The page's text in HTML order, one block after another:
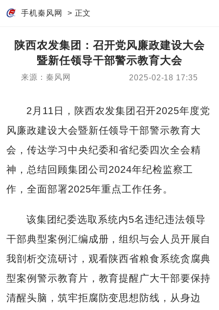
手机秦风网 > 正文
陕西农发集团：召开党风廉政建设大会
暨新任领导干部警示教育大会
来源：秦风网 2025-02-18 17:35
2月11日，陕西农发集团召开2025年度党
风廉政建设大会暨新任领导干部警示教育大
会，传达学习中央纪委和省纪委四次全会精
神，总结回顾集团公司2024年纪检监察工
作，全面部署2025年重点工作任务。
该集团纪委选取系统内5名违纪违法领导
干部典型案例汇编成册，组织与会人员开展自
我剖析交流研讨，观看陕西省粮食系统贪腐典
型案例警示教育片，教育提醒广大干部要保持
清醒头脑，筑牢拒腐防变思想防线，从身边